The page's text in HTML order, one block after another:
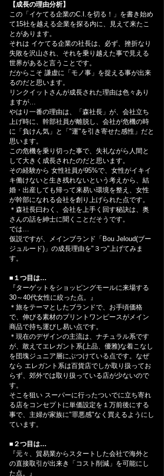
【成長の理由分析】
この「イケてる企業のC.I.を切る！」を書き始め
て15社を越える企業を探る内に、見えて来たこ
とがあります。
それは イケてる企業の社長は、必ず、挫折なり
失敗を沢山され、それを乗り越えた事で見える
世界があると言うことです。
だからこそ 謙虚に「モノ事」を捉える事が出来
るのだと思います。
リンクイットさんが成長された理由は色々あり
ますが…
やはり一番の理由は、「森社長」が、会社立ち
上げ時に、幹部社員が離脱し、会社が危機の時
に「負けん気」と「"運"を引き寄せた感性」だと
思います。
この危機を乗り切った事で、失礼ながら人間と
して大きく成長されたのだと思います。
その経験から 女性社員が95%で、女性がイキイ
キ働けないと生き残れないという考えから、結
婚・出産しても帰って来易い環境を整え、女性
が幹部になれる会社を創り上げられた点です。
＊森社長曰わく、会社を上手く回す秘訣は、奥
さんの話を紳士に聞くことだそうです。
では…
仮説ですが、メインブランド「Bou Jeloud(ブー
ジュルード)」の成長理由を"３つ"上げてみま
す。
■１つ目は…
『ターゲットをショッピングモールに来場する
30～40代女性に絞った点。』
＊旅をテーマとしたブランドで、お手頃価格
で、伸びる素材のプリントワンピースがメイン
商品で持ち運びし易い点です。
＊現在のデザインの主流は、ナチュラル系です
が、敢えてエレガント系(上品、優雅)な着こなし
を団塊ジュニア層にぶつけている点です。なぜ
なら エレガント系は百貨店でしか取り扱ってお
らず、郊外では取り扱っている店が少ないので
す。
そこを狙い スーパーに行ったついでに立ち寄れ
る店をコンセプトに単価設定を１万前後にする
事で、主婦が家族に"罪悪感"なく買えるようにし
ています。
■２つ目は…
『元々、貿易業からスタートした会社で海外と
の直接取引が出来き「コスト削減」を可能にし
た点。』